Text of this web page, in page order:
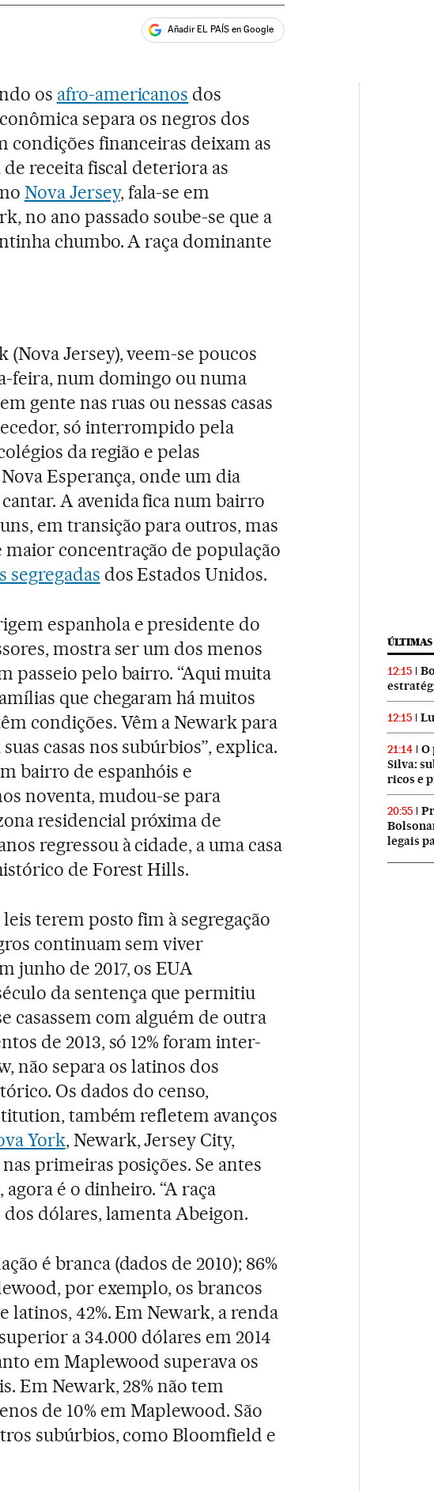
Añadir EL PAÍS en Google
os afro-americanos dos
separa os negros dos
condições financeiras deixam as
de receita fiscal deteriora as
Nova Jersey, fala-se em
no ano passado soube-se que a
chumbo. A raça dominante
(Nova Jersey), veem-se poucos
feira, num domingo ou numa
gente nas ruas ou nessas casas
só interrompido pela
da região e pelas
Esperança, onde um dia
A avenida fica num bairro
em transição para outros, mas
concentração de população
segregadas dos Estados Unidos.
espanhola e presidente do
mostra ser um dos menos
passeio pelo bairro. “Aqui muita
que chegaram há muitos
condições. Vêm a Newark para
casas nos subúrbios”, explica.
bairro de espanhóis e
noventa, mudou-se para
residencial próxima de
regressou à cidade, a uma casa
de Forest Hills.
terem posto fim à segregação
continuam sem viver
junho de 2017, os EUA
da sentença que permitiu
casassem com alguém de outra
de 2013, só 12% foram inter-
não separa os latinos dos
Os dados do censo,
também refletem avanços
York, Newark, Jersey City,
primeiras posições. Se antes
agora é o dinheiro. “A raça
dólares, lamenta Abeigon.
é branca (dados de 2010); 86%
por exemplo, os brancos
latinos, 42%. Em Newark, a renda
a 34.000 dólares em 2014
em Maplewood superava os
Em Newark, 28% não tem
de 10% em Maplewood. São
subúrbios, como Bloomfield e
12:15
12:15
21:14
O
Silva:
ricos e
20:55
legais